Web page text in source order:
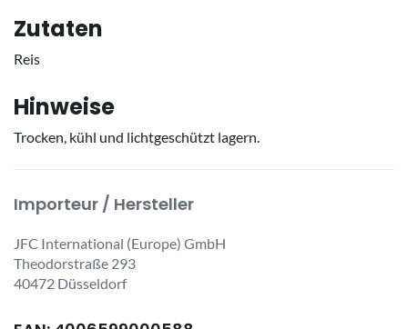
Zutaten
Reis
Hinweise
Trocken, kühl und lichtgeschützt lagern.
Importeur / Hersteller
JFC International (Europe) GmbH
Theodorstraße 293
40472 Düsseldorf